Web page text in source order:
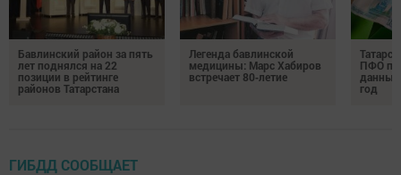
Бавлинский район за пять
лет поднялся на 22
позиции в рейтинге
районов Татарстана
Легенда бавлинской
медицины: Марс Хабиров
встречает 80‑летие
ПФО по
данные
год
ГИБДД СООБЩАЕТ